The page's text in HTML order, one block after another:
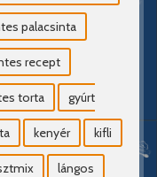
palacsinta
recept
torta gyúrt
kenyér kifli
lángos